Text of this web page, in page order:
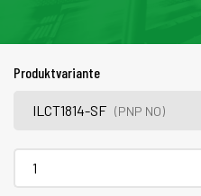
Produktvariante
ILCT1814-SF(PNP NO)